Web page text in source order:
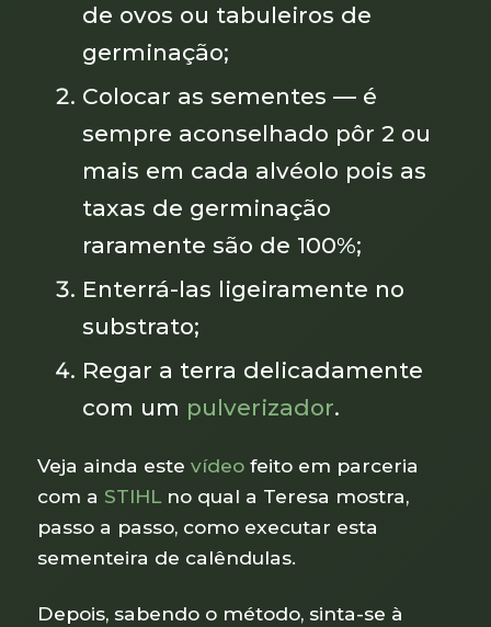
de ovos ou tabuleiros de
germinação;
Colocar as sementes — é
sempre aconselhado pôr 2 ou
mais em cada alvéolo pois as
taxas de germinação
raramente são de 100%;
Enterrá-las ligeiramente no
substrato;
Regar a terra delicadamente
com um pulverizador.
Veja ainda estevídeo feito em parceria
com a STIHLno qual a Teresa mostra,
passo a passo, como executar esta
sementeira de calêndulas.
Depois, sabendo o método, sinta-se à